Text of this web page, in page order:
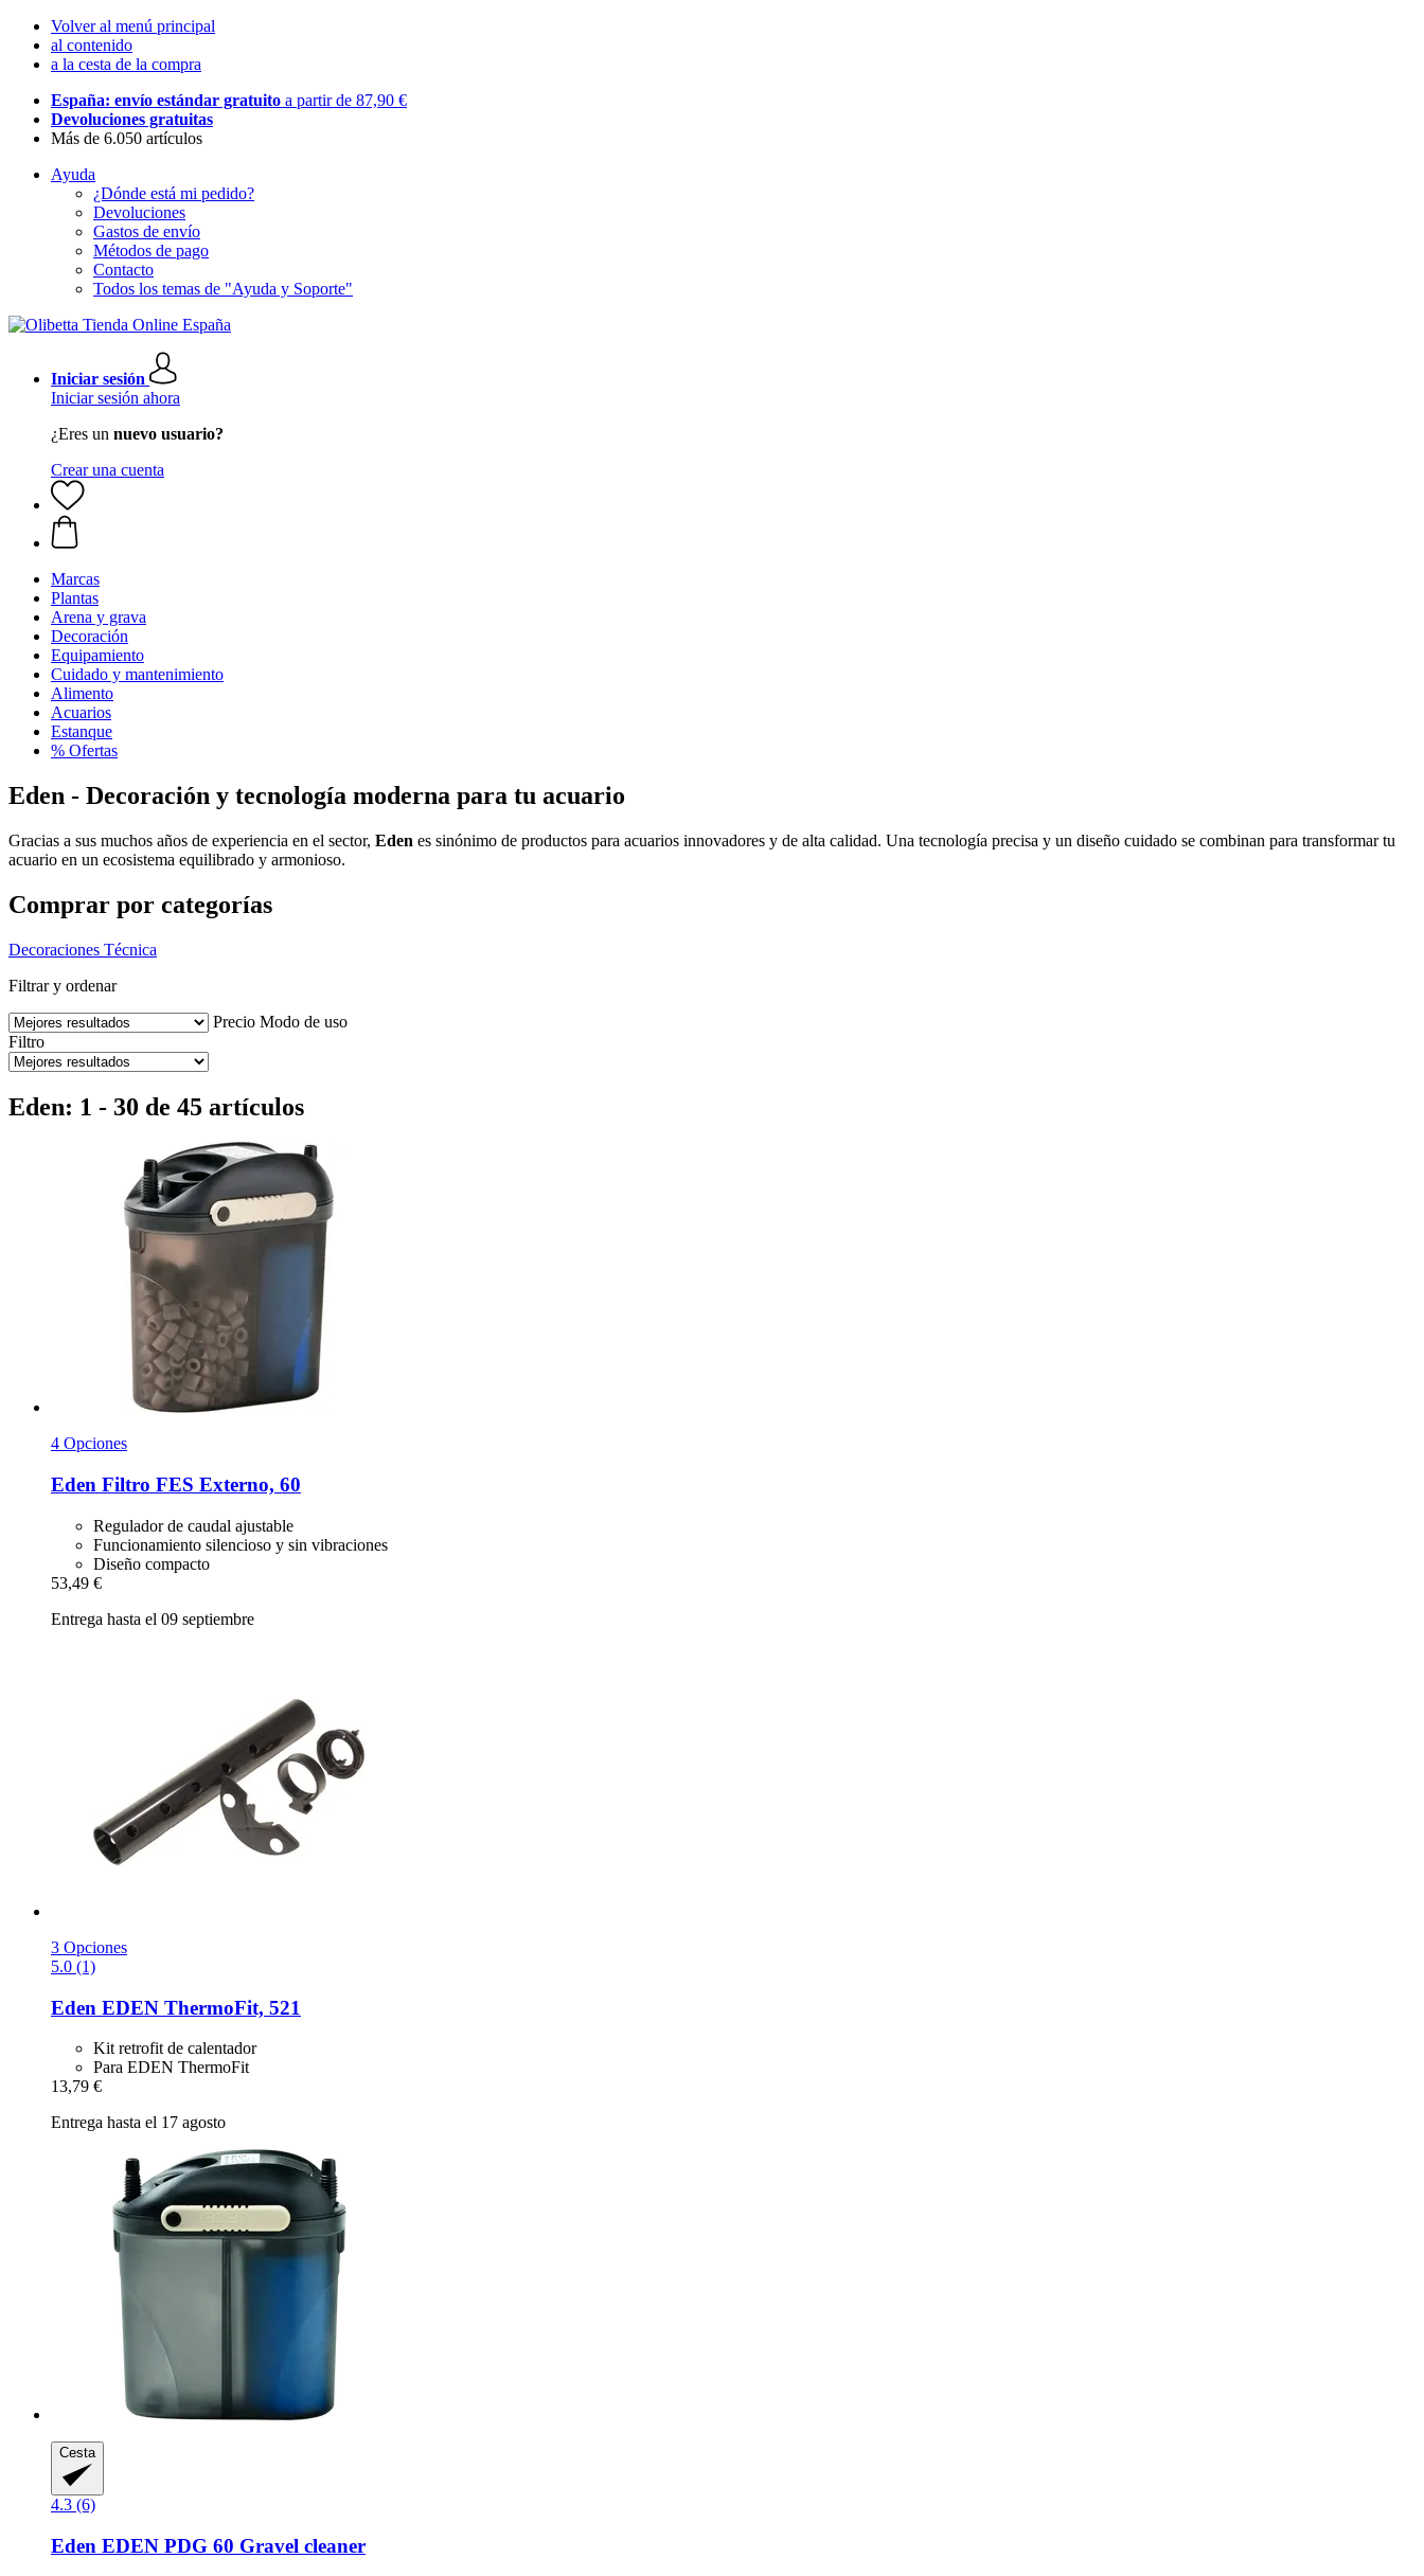
Volver al menú principal
al contenido
a la cesta de la compra
España: envío estándar gratuito a partir de 87,90 €
Devoluciones gratuitas
Más de 6.050 artículos
Ayuda
¿Dónde está mi pedido?
Devoluciones
Gastos de envío
Métodos de pago
Contacto
Todos los temas de "Ayuda y Soporte"
Iniciar sesión
Iniciar sesión ahora
¿Eres un nuevo usuario?
Crear una cuenta
Marcas
Plantas
Arena y grava
Decoración
Equipamiento
Cuidado y mantenimiento
Alimento
Acuarios
Estanque
% Ofertas
Eden - Decoración y tecnología moderna para tu acuario
Gracias a sus muchos años de experiencia en el sector, Eden es sinónimo de productos para acuarios innovadores y de alta calidad. Una tecnología precisa y un diseño cuidado se combinan para transformar tu
acuario en un ecosistema equilibrado y armonioso.
Comprar por categorías
Decoraciones Técnica
Filtrar y ordenar
Precio Modo de uso
Filtro
Eden: 1 - 30 de 45 artículos
4 Opciones
Eden Filtro FES Externo, 60
Regulador de caudal ajustable
Funcionamiento silencioso y sin vibraciones
Diseño compacto
53,49 €
Entrega hasta el 09 septiembre
3 Opciones
5.0 (1)
Eden EDEN ThermoFit, 521
Kit retrofit de calentador
Para EDEN ThermoFit
13,79 €
Entrega hasta el 17 agosto
Cesta
4.3 (6)
Eden EDEN PDG 60 Gravel cleaner